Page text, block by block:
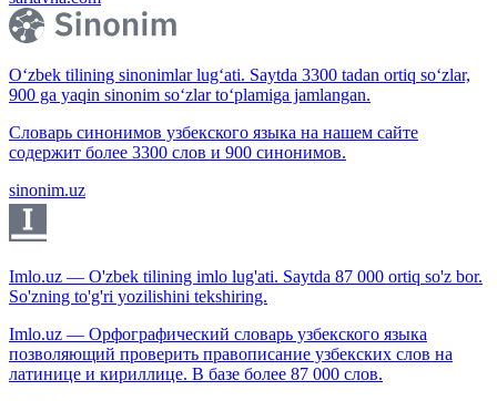
O‘zbek tilining sinonimlar lug‘ati. Saytda 3300 tadan ortiq so‘zlar,
900 ga yaqin sinonim so‘zlar to‘plamiga jamlangan.
Словарь синонимов узбекского языка на нашем сайте
содержит более 3300 слов и 900 синонимов.
sinonim.uz
Imlo.uz — O'zbek tilining imlo lug'ati. Saytda 87 000 ortiq so'z bor.
So'zning to'g'ri yozilishini tekshiring.
Imlo.uz — Орфографический словарь узбекского языка
позволяющий проверить правописание узбекских слов на
латинице и кириллице. В базе более 87 000 слов.